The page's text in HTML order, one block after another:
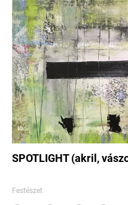
SPOTLIGHT (akril,
Festészet